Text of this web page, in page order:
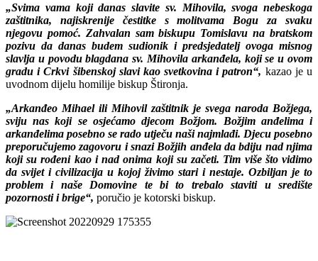
„Svima vama koji danas slavite sv. Mihovila, svoga nebeskoga
zaštitnika, najiskrenije čestitke s molitvama Bogu za svaku
njegovu pomoć. Zahvalan sam biskupu Tomislavu na bratskom
pozivu da danas budem sudionik i predsjedatelj ovoga misnog
slavlja u povodu blagdana sv. Mihovila arkanđela, koji se u ovom
gradu i Crkvi šibenskoj slavi kao svetkovina i patron“, kazao je u
uvodnom dijelu homilije biskup Štironja.
„Arkanđeo Mihael ili Mihovil zaštitnik je svega naroda Božjega,
sviju nas koji se osjećamo djecom Božjom. Božjim anđelima i
arkanđelima posebno se rado utječu naši najmlađi. Djecu posebno
preporučujemo zagovoru i snazi Božjih anđela da bdiju nad njima
koji su rođeni kao i nad onima koji su začeti. Tim više što vidimo
da svijet i civilizacija u kojoj živimo stari i nestaje. Ozbiljan je to
problem i naše Domovine te bi to trebalo staviti u središte
pozornosti i brige“, poručio je kotorski biskup.